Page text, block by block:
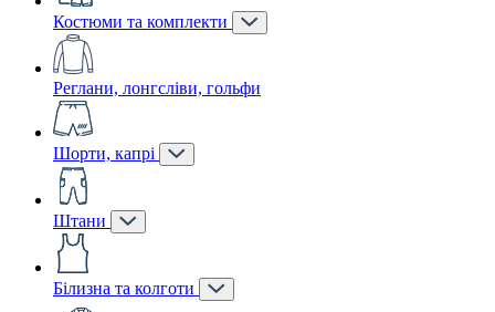
Костюми та комплекти
Реглани, лонгсліви, гольфи
Шорти, капрі
Штани
Білизна та колготи